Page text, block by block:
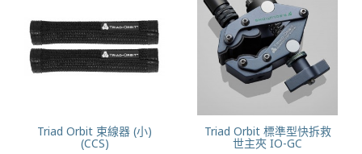
Triad Orbit 束線器 (小)
(CCS)
Triad Orbit 標準型快拆救
世主夾 IO-GC